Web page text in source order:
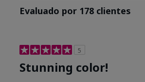
Evaluado por 178 clientes
5
Stunning color!